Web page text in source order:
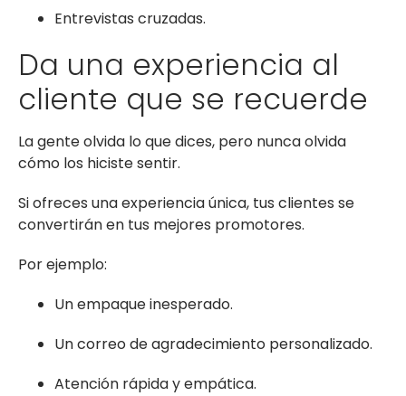
Entrevistas cruzadas.
Da una experiencia al
cliente que se recuerde
La gente olvida lo que dices, pero nunca olvida
cómo los hiciste sentir.
Si ofreces una experiencia única, tus clientes se
convertirán en tus mejores promotores.
Por ejemplo:
Un empaque inesperado.
Un correo de agradecimiento personalizado.
Atención rápida y empática.